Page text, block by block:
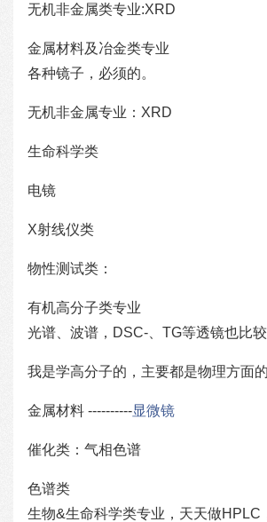
无机非金属类专业:XRD
金属材料及冶金类专业
各种镜子，必须的。
无机非金属专业：XRD
生命科学类
电镜
X射线仪类
物性测试类：
有机高分子类专业
光谱、波谱，DSC-、TG等透镜也比
我是学高分子的，主要都是物理方面
金属材料 ----------显微镜
催化类：气相色谱
色谱类
生物&生命科学类专业，天天做HPLC